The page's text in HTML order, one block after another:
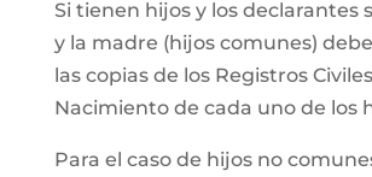
Si tienen hijos y los declarantes
y la madre (hijos comunes)
las copias de los Registros
Nacimiento de cada uno de los
Para el caso de hijos no